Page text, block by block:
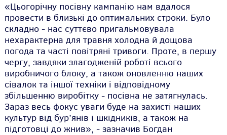
«Цьогорічну посівну кампанію нам вдалося
провести в близькі до оптимальних строки. Було
складно - нас суттєво пригальмовувала
нехарактерна для травня холодна й дощова
погода та часті повітряні тривоги. Проте, в першу
чергу, завдяки злагодженій роботі всього
виробничого блоку, а також оновленню наших
сівалок та іншої техніки і відповідному
збільшенню виробітку - посівна не затягнулась.
Зараз весь фокус уваги буде на захисті наших
культур від бур’янів і шкідників, а також на
підготовці до жнив», - зазначив Богдан